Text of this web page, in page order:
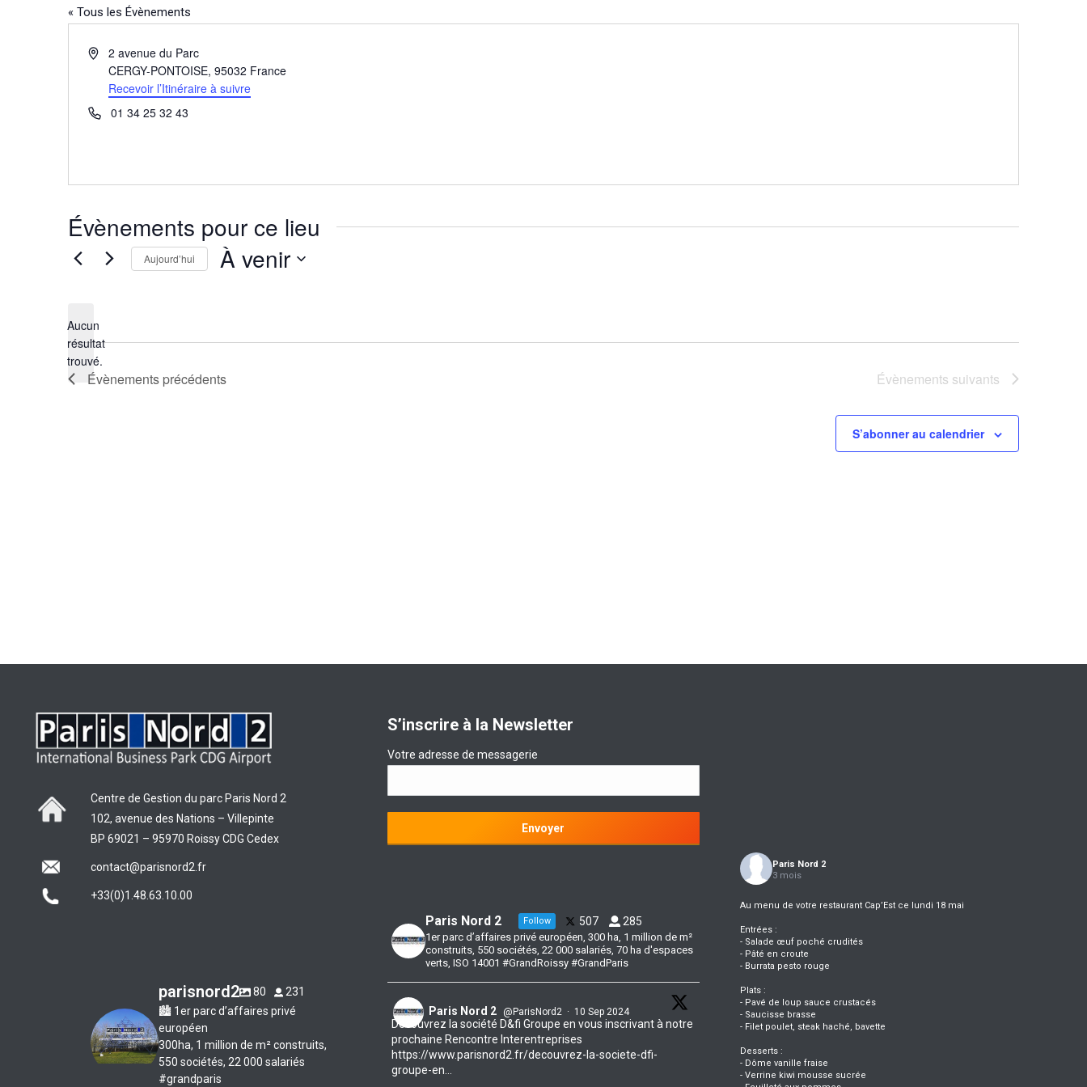
« Tous les Évènements
Adresse2 avenue du Parc
CERGY-PONTOISE, 95032 France
Recevoir l’Itinéraire à suivre
Téléphone
01 34 25 32 43
Évènements pour ce lieu
Notice
Aucun
résultat
trouvé.
Aujourd’hui À venir
Évènements précédents Évènements suivants
S’abonner au calendrier
Centre de Gestion du parc Paris Nord 2
102, avenue des Nations – Villepinte
BP 69021 – 95970 Roissy CDG Cedex
contact@parisnord2.fr
+33(0)1.48.63.10.00
parisnord2 80
231
🏙 1er parc d’affaires privé
européen
300ha, 1 million de m² construits,
550 sociétés, 22 000 salariés
#grandparis
S’inscrire à la Newsletter
Votre adresse de messagerie
Paris Nord 2 Follow 507 285
1er parc d’affaires privé européen, 300 ha, 1 million de m²
construits, 550 sociétés, 22 000 salariés, 70 ha d'espaces
verts, ISO 14001 #GrandRoissy #GrandParis
Paris Nord 2 @ParisNord2 · 10 Sep 2024
Découvrez la société D&fi Groupe en vous inscrivant à notre
prochaine Rencontre Interentreprises
https://www.parisnord2.fr/decouvrez-la-societe-dfi-
groupe-en...
Paris Nord 2
3 mois
Au menu de votre restaurant Cap’Est ce lundi 18 mai
Entrées :
- Salade œuf poché crudités
- Pâté en croute
- Burrata pesto rouge
Plats :
- Pavé de loup sauce crustacés
- Saucisse brasse
- Filet poulet, steak haché, bavette
Desserts :
- Dôme vanille fraise
- Verrine kiwi mousse sucrée